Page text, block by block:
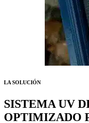
LA SOLUCIÓN
SISTEMA UV
OPTIMIZADO